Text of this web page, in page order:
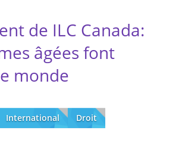
de ILC Canada:
âgées font
monde
International Droit